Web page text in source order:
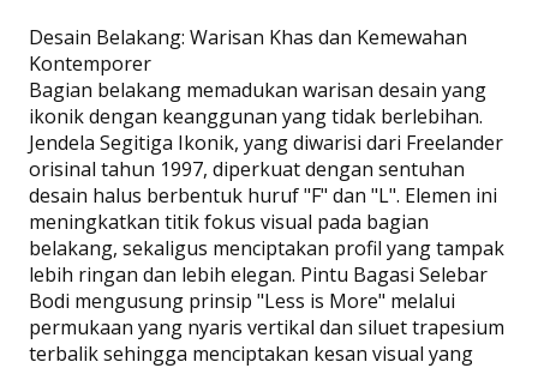
Desain Belakang: Warisan Khas dan Kemewahan
Kontemporer
Bagian belakang memadukan warisan desain yang
ikonik dengan keanggunan yang tidak berlebihan.
Jendela Segitiga Ikonik, yang diwarisi dari Freelander
orisinal tahun 1997, diperkuat dengan sentuhan
desain halus berbentuk huruf "F" dan "L". Elemen ini
meningkatkan titik fokus visual pada bagian
belakang, sekaligus menciptakan profil yang tampak
lebih ringan dan lebih elegan. Pintu Bagasi Selebar
Bodi mengusung prinsip "Less is More" melalui
permukaan yang nyaris vertikal dan siluet trapesium
terbalik sehingga menciptakan kesan visual yang